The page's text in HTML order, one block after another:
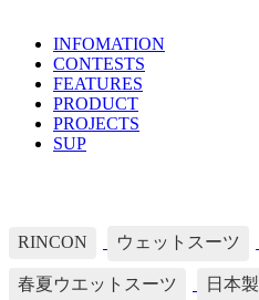
TOPICS LISTINFOMATION
CONTESTS
FEATURES
PRODUCT
PROJECTS
SUP
RINCON ウェットスーツ
春夏ウエットスーツ 日本製